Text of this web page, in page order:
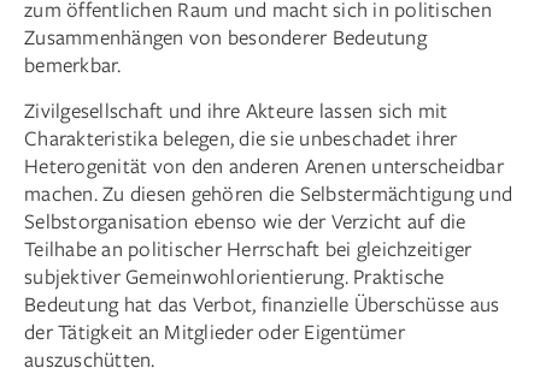
zum öffentlichen Raum und macht sich in politischen
Zusammenhängen von besonderer Bedeutung
bemerkbar.
Zivilgesellschaft und ihre Akteure lassen sich mit
Charakteristika belegen, die sie unbeschadet ihrer
Heterogenität von den anderen Arenen unterscheidbar
machen. Zu diesen gehören die Selbstermächtigung und
Selbstorganisation ebenso wie der Verzicht auf die
Teilhabe an politischer Herrschaft bei gleichzeitiger
subjektiver Gemeinwohlorientierung. Praktische
Bedeutung hat das Verbot, finanzielle Überschüsse aus
der Tätigkeit an Mitglieder oder Eigentümer
auszuschütten.